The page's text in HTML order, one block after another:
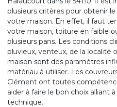
plusieurs critères pour obtenir
votre maison. En effet, il faut
votre maison, toiture en faible
plusieurs pans. Les conditions
pluvieux, venteux, de la localité
maison sont des paramètres
matériau à utiliser. Les
Clément ont toutes
aider à faire le bon choix alliant
technique.